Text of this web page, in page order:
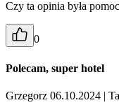
Czy ta opinia była
0
Polecam, super hotel
Grzegorz 06.10.2024 |